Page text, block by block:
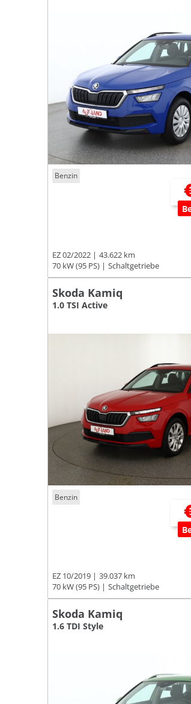
Benzin
EZ 02/2022
43.622 km
70 kW (95 PS)
Schaltgetriebe
Skoda Kamiq
1.0 TSI Active
Benzin
EZ 10/2019
39.037 km
70 kW (95 PS)
Schaltgetriebe
Skoda Kamiq
1.6 TDI Style